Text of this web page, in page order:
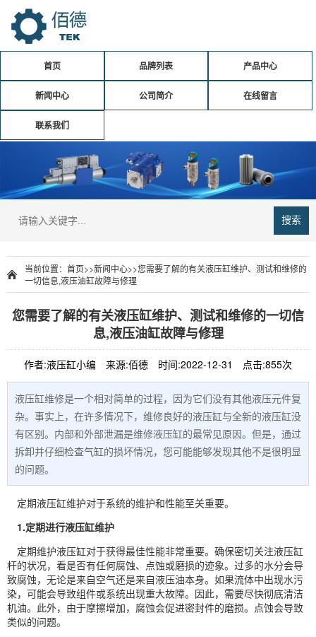
首页 品牌列表 产品中心
新闻中心 公司简介 在线留言
联系我们
搜索
当前位置： 首页>>新闻中心>>您需要了解的有关液压缸维护、测试和维修的
一切信息,液压油缸故障与修理
您需要了解的有关液压缸维护、测试和维修的一切信
息,液压油缸故障与修理
作者:液压缸小编 来源:佰德 时间:2022-12-31 点击:855次
液压缸维修是一个相对简单的过程，因为它们没有其他液压元件复
杂。事实上，在许多情况下，维修良好的液压缸与全新的液压缸没
有区别。内部和外部泄漏是维修液压缸的最常见原因。但是，通过
拆卸并仔细检查气缸的损坏情况，您可能能够发现其他不是很明显
的问题。
定期液压缸维护对于系统的维护和性能至关重要。
1.定期进行液压缸维护
定期维护液压缸对于获得最佳性能非常重要。确保密切关注液压缸
杆的状况，看是否有任何腐蚀、点蚀或磨损的迹象。过多的水分会导
致腐蚀，无论是来自空气还是来自液压油本身。如果流体中出现水污
染，可能会导致组件或系统出现重大故障。因此，需要尽快彻底清洁
机油。此外，由于摩擦增加，腐蚀会促进密封件的磨损。点蚀会导致
类似的问题。